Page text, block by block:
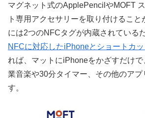
マグネット式のApplePencilやMOFT
ト専用アクセサリーを取り付けるこ
には2つのNFCタグが内蔵されている
NFCに対応したiPhoneとショートカッ
れば、マットにiPhoneをかざすだけ
業音楽や30分タイマー、その他のア
す。